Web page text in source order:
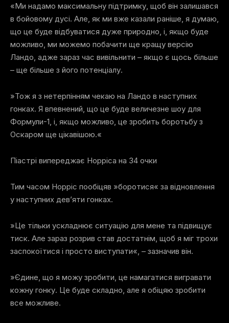
«Ми надамо максимальну підтримку, щоб він залишався
в бойовому дусі. Але, як ми вже казали раніше, я думаю,
що це буде відбуватися дуже природно, і, якщо буде
можливо, ми можемо побачити ще кращу версію
Ландо, адже зараз час вивільнити – якщо є щось більше
– ще більше з його потенціалу.
»Тож я з нетерпінням чекаю на Ландо в наступних
гонках. Я впевнений, що це буде величезне шоу для
Формули-1, і, якщо можливо, це зробить боротьбу з
Оскаром ще цікавішою.«
Піастрі випереджає Норріса на 34 очки
Тим часом Норріс пообіцяв »боротися« за відновлення
у наступних дев’яти гонках.
»Це тільки ускладнює ситуацію для мене та підвищує
тиск. Але зараз розрив став достатнім, щоб я міг трохи
заспокоїтися і просто виступати«, – зазначив він.
»Єдине, що я можу зробити, це намагатися вигравати
кожну гонку. Це буде складно, але я обіцяю зробити
все можливе.